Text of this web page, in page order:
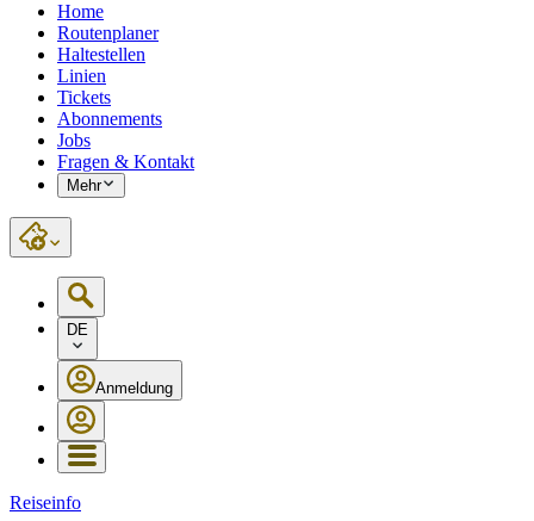
Home
Routenplaner
Haltestellen
Linien
Tickets
Abonnements
Jobs
Fragen & Kontakt
Mehr
DE
Anmeldung
Reiseinfo